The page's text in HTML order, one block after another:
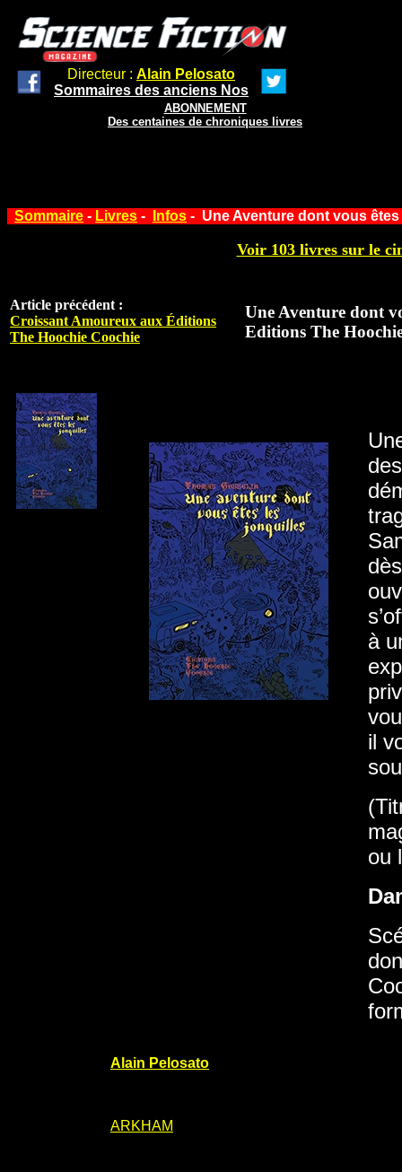
Directeur : Alain Pelosato
Sommaires des anciens Nos
ABONNEMENT
Des centaines de chroniques livres
Sommaire - Livres - Infos - Une Aventure dont vous
Voir 103 livres sur le
Article précédent :
Croissant Amoureux aux Éditions
The Hoochie Coochie
Une Aventure dont
Editions The
à
il
ou
Alain Pelosato
ARKHAM